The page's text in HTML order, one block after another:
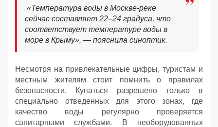
«Температура воды в Москве-реке
сейчас составляет 22–24 градуса, что
соответствует температуре воды в
море в Крыму», — пояснила синоптик.
Несмотря на привлекательные цифры, туристам и
местным жителям стоит помнить о правилах
безопасности. Купаться разрешено только в
специально отведенных для этого зонах, где
качество воды регулярно проверяется
санитарными службами. В необорудованных